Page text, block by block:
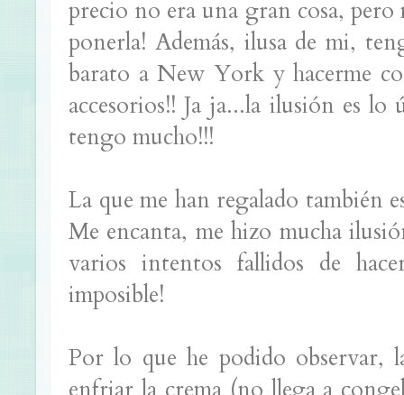
precio no era una gran cosa,
ponerla! Además, ilusa de mi,
barato a New York y hacerme
accesorios!! Ja ja...la ilusión es
tengo mucho!!!
La que me han regalado también
Me encanta, me hizo mucha
varios intentos fallidos de
imposible!
Por lo que he podido observar,